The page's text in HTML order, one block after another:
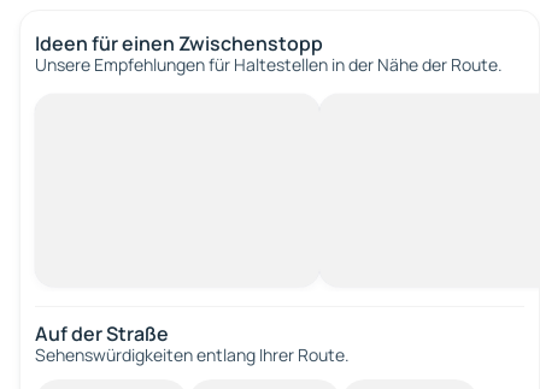
Ideen für einen Zwischenstopp
Unsere Empfehlungen für Haltestellen in der Nähe der Route.
Auf der Straße
Sehenswürdigkeiten entlang Ihrer Route.